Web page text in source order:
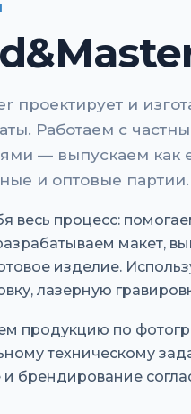
проектирует и
Работаем с
— выпускаем как
и оптовые партии.
весь процесс:
макет,
изделие.
лазерную
продукцию по
техническому
брендирование